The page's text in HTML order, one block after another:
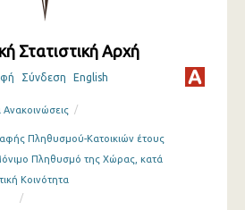
Στατιστική Αρχή
Σύνδεση English
Ανακοινώσεις /
Πληθυσμού-Κατοικιών έτους
Πληθυσμό της Χώρας, κατά
Κοινότητα
/